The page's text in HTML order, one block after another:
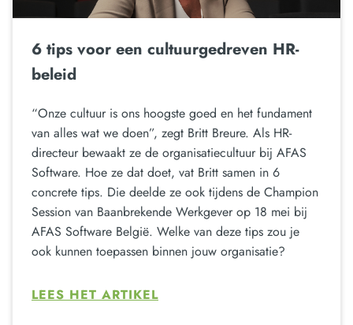
6 tips voor een cultuurgedreven HR-
beleid
“Onze cultuur is ons hoogste goed en het fundament
van alles wat we doen”, zegt Britt Breure. Als HR-
directeur bewaakt ze de organisatiecultuur bij AFAS
Software. Hoe ze dat doet, vat Britt samen in 6
concrete tips. Die deelde ze ook tijdens de Champion
Session van Baanbrekende Werkgever op 18 mei bij
AFAS Software België. Welke van deze tips zou je
ook kunnen toepassen binnen jouw organisatie?
LEES HET ARTIKEL